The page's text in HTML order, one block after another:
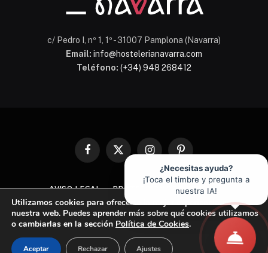
¿Necesitas ayuda?
¡Toca el timbre y pregunta a
nuestra IA!
c/ Pedro I, nº 1, 1º - 31007 Pamplona (Navarra)
Email: info@hostelerianavarra.com
Teléfono: (+34) 948 268412
Facebook
X
(Twitter)
InstagramPinterest
AVISO LEGAL PROTECCIÓN DE DATOS
POLÍTICA DE COOKIES
© 2026 Asociación de Hostelería y Turismo de Navarra
Utilizamos cookies para ofrecerte la mejor experiencia en
nuestra web. Puedes aprender más sobre qué cookies utilizamos
o cambiarlas en la sección Política de Cookies.
Aceptar Rechazar Ajustes